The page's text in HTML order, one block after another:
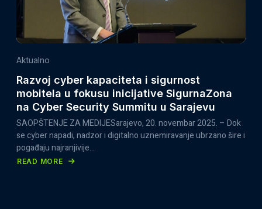
A
Aktualno
Razvoj cyber kapaciteta i sigurnost
mobitela u fokusu inicijative SigurnaZona
na Cyber Security Summitu u Sarajevu
SAOPŠTENJE ZA MEDIJESarajevo, 20. novembar 2025. – Dok
se cyber napadi, nadzor i digitalno uznemiravanje ubrzano šire i
pogađaju najranjivije…
READ MORE